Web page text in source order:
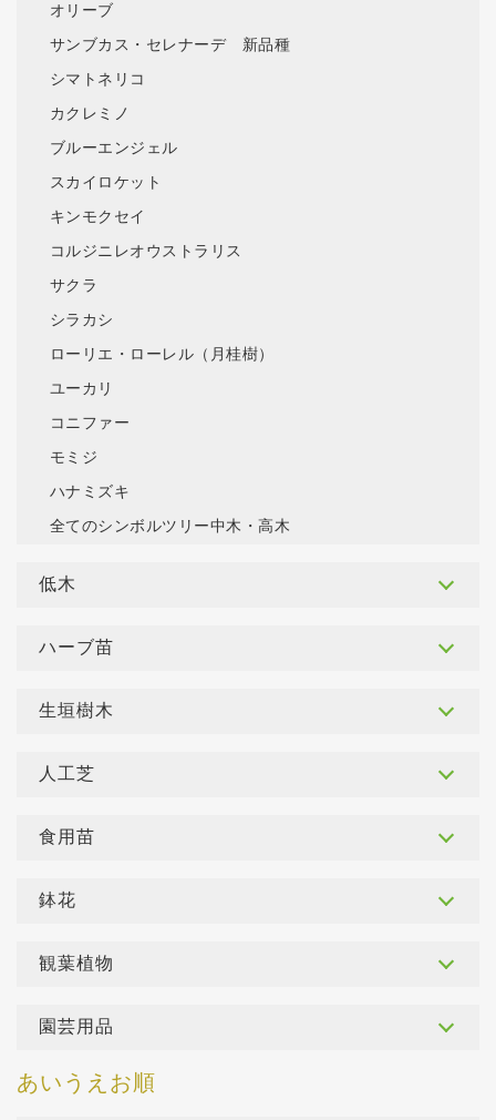
オリーブ
サンブカス・セレナーデ 新品種
シマトネリコ
カクレミノ
ブルーエンジェル
スカイロケット
キンモクセイ
コルジニレオウストラリス
サクラ
シラカシ
ローリエ・ローレル（月桂樹）
ユーカリ
コニファー
モミジ
ハナミズキ
全てのシンボルツリー中木・高木
低木
ハーブ苗
生垣樹木
人工芝
食用苗
鉢花
観葉植物
園芸用品